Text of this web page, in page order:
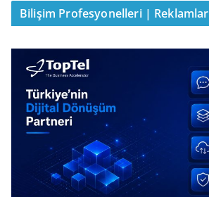
Bilişim Profesyonelleri | Reklamlar